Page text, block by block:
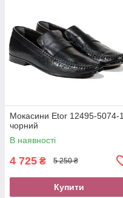
Мокасини Etor 12495-5074-1
чорний
В наявності
4 725 ₴ 5 250 ₴
Купити